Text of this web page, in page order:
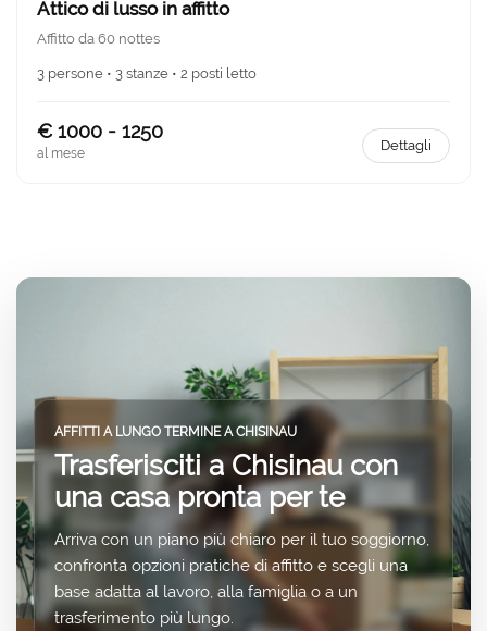
Attico di lusso in affitto
Affitto da 60 nottes
3 persone • 3 stanze • 2 posti letto
€ 1000 - 1250
al mese Dettagli
AFFITTI A LUNGO TERMINE A CHISINAU
Trasferisciti a Chisinau con
una casa pronta per te
Arriva con un piano più chiaro per il tuo soggiorno,
confronta opzioni pratiche di affitto e scegli una
base adatta al lavoro, alla famiglia o a un
trasferimento più lungo.